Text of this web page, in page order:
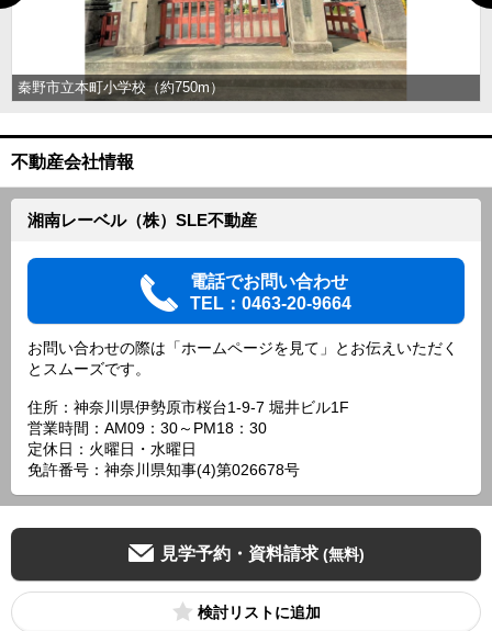
秦野市立本町小学校（約750m）
不動産会社情報
湘南レーベル（株）SLE不動産
電話でお問い合わせ
TEL：0463-20-9664
お問い合わせの際は「ホームページを見て」とお伝えいただく
とスムーズです。
住所：神奈川県伊勢原市桜台1-9-7 堀井ビル1F
営業時間：AM09：30～PM18：30
定休日：火曜日・水曜日
免許番号：神奈川県知事(4)第026678号
見学予約・資料請求 (無料)
検討リスト